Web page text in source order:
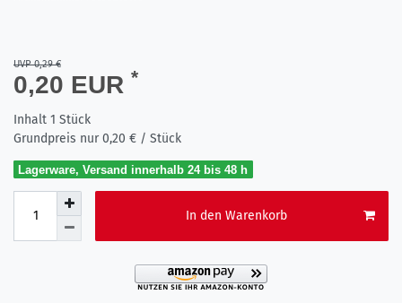
UVP 0,29 €
0,20 EUR *
Inhalt 1 Stück
Grundpreis nur0,20 € / Stück
Lagerware, Versand innerhalb 24 bis 48 h
In den Warenkorb